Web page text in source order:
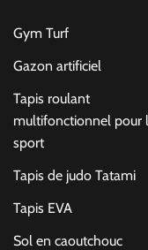
Gym Turf
Gazon artificiel
Tapis roulant
multifonctionnel pour
sport
Tapis de judo Tatami
Tapis EVA
Sol en caoutchouc